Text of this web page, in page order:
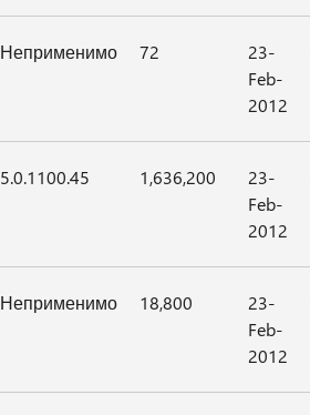
Неприменимо 72
23-
Feb-
2012
5.0.1100.45 1,636,200
23-
Feb-
2012
Неприменимо 18,800
23-
Feb-
2012